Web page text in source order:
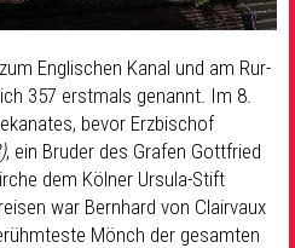
Englischen Kanal und am Rur-
357 erstmals genannt. Im 8.
bevor Erzbischof
, ein Bruder des Grafen Gottfried
dem Kölner Ursula-Stift
war Bernhard von Clairvaux
Mönch der gesamten